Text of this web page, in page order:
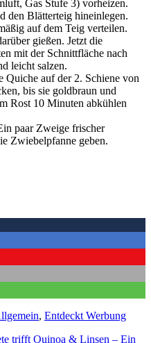
Gas Stufe 3) vorheizen.
den Blätterteig hineinlegen.
auf dem Teig verteilen.
gießen. Jetzt die
mit der Schnittfläche nach
leicht salzen.
auf der 2. Schiene von
bis sie goldbraun und
Rost 10 Minuten abkühlen
paar Zweige frischer
Zwiebelpfanne geben.
, Entdeckt Werbung
trifft Quinoa & Linsen – Ein